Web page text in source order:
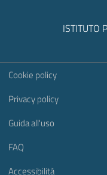
ISTITUTO
Sezione Link
Cookie policy
Privacy policy
Guida all'uso
FAQ
Accessibilità